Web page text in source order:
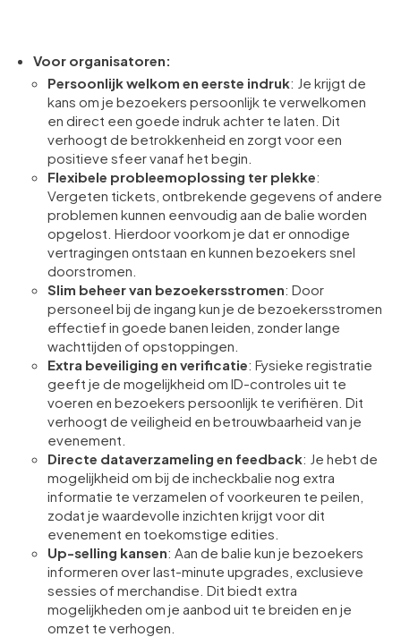
Voor organisatoren:
Persoonlijk welkom en eerste indruk: Je krijgt de
kans om je bezoekers persoonlijk te verwelkomen
en direct een goede indruk achter te laten. Dit
verhoogt de betrokkenheid en zorgt voor een
positieve sfeer vanaf het begin.
Flexibele probleemoplossing ter plekke:
Vergeten tickets, ontbrekende gegevens of andere
problemen kunnen eenvoudig aan de balie worden
opgelost. Hierdoor voorkom je dat er onnodige
vertragingen ontstaan en kunnen bezoekers snel
doorstromen.
Slim beheer van bezoekersstromen: Door
personeel bij de ingang kun je de bezoekersstromen
effectief in goede banen leiden, zonder lange
wachttijden of opstoppingen.
Extra beveiliging en verificatie: Fysieke registratie
geeft je de mogelijkheid om ID-controles uit te
voeren en bezoekers persoonlijk te verifiëren. Dit
verhoogt de veiligheid en betrouwbaarheid van je
evenement.
Directe dataverzameling en feedback: Je hebt de
mogelijkheid om bij de incheckbalie nog extra
informatie te verzamelen of voorkeuren te peilen,
zodat je waardevolle inzichten krijgt voor dit
evenement en toekomstige edities.
Up-selling kansen: Aan de balie kun je bezoekers
informeren over last-minute upgrades, exclusieve
sessies of merchandise. Dit biedt extra
mogelijkheden om je aanbod uit te breiden en je
omzet te verhogen.